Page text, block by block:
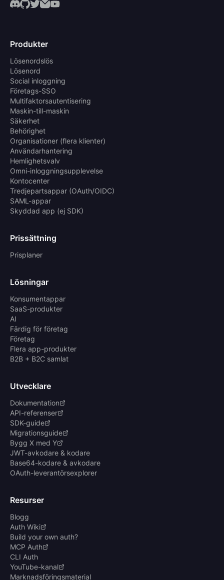
Produkter
Lösenordslös
Lösenord
Social inloggning
Företags-SSO
Multifaktorsautentisering
Maskin-till-maskin
Säkerhet
Behörighet
Organisationer (flera klienter)
Användarhantering
Hemlighetsvalv
Omni-inloggningsupplevelse
Kontocenter
Tredjepartsappar (OAuth/OIDC)
SAML-appar
Skyddad app (ej SDK)
Prissättning
Prisplaner
Lösningar
Konsumentappar
SaaS-produkter
AI
Färdig för företag
Företag
Flera app-produkter
B2B + B2C samlat
Utvecklare
Dokumentation
API-referenser
SDK-guide
Migrationsguide
Bygg X med Y
JWT-avkodare & kodare
Base64-kodare & avkodare
OAuth-leverantörsexplorer
Resurser
Blogg
Auth Wiki
Build your own auth?
MCP Auth
CLI Auth
YouTube-kanal
Marknadsföringsmaterial